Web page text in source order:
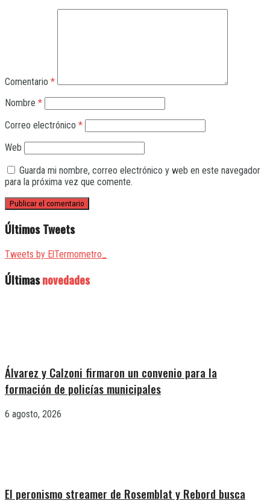
Comentario *
Nombre *
Correo electrónico *
Web
Guarda mi nombre, correo electrónico y web en este navegador
para la próxima vez que comente.
Últimos Tweets
Tweets by ElTermometro_
Últimasnovedades
Álvarez y Calzoni firmaron un convenio para la
formación de policías municipales
6 agosto, 2026
El peronismo streamer de Rosemblat y Rebord busca